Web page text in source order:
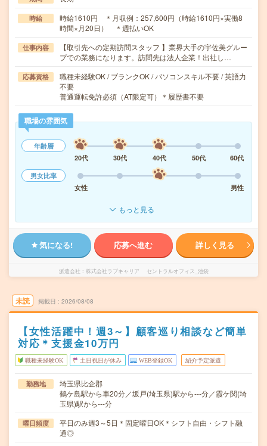
時給
時給1610円 ＊月収例：257,600円（時給1610円×実働8
時間×月20日） ＊週払いOK
仕事内容
【取引先への定期訪問スタッフ 】業界大手の宇佐美グルー
プでの業務になります。訪問先は法人企業！出社し…
応募資格
職種未経験OK / ブランクOK / パソコンスキル不要 / 英語力
不要
普通運転免許必須（AT限定可）＊履歴書不要
職場の雰囲気
年齢層
20代
30代 40代 50代
60代
男女比率
女性
男性
もっと見る
気になる! 応募へ進む 詳しく見る
派遣会社 株式会社ラブキャリア セントラルオフィス_池袋
未読 掲載日 2026/08/08
【女性活躍中！週3～】顧客巡り相談など簡単
対応＊支援金10万円
職種未経験OK 土日祝日が休み WEB登録OK 紹介予定派遣
勤務地
埼玉県比企郡
鶴ケ島駅から車20分／坂戸(埼玉県)駅から---分／霞ケ関(埼
玉県)駅から---分
曜日頻度
平日のみ週3～5日＊固定曜日OK＊シフト自由・シフト融
通◎